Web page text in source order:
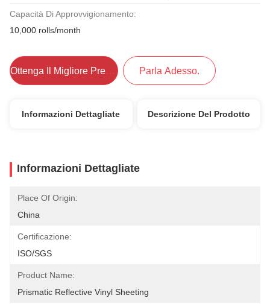
Capacità Di Approvvigionamento:
10,000 rolls/month
Ottenga Il Migliore Prezzo Parla Adesso.
Informazioni Dettagliate Descrizione Del Prodotto
Informazioni Dettagliate
Place Of Origin:
China
Certificazione:
ISO/SGS
Product Name:
Prismatic Reflective Vinyl Sheeting